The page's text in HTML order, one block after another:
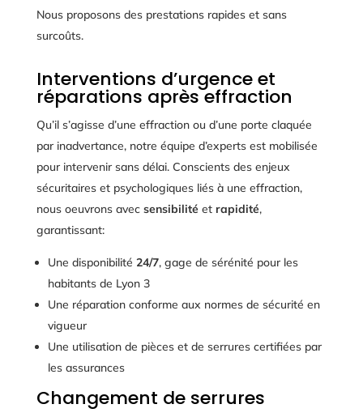
Nous proposons des prestations rapides et sans
surcoûts.
Interventions d’urgence et
réparations après effraction
Qu’il s’agisse d’une effraction ou d’une porte claquée
par inadvertance, notre équipe d’experts est mobilisée
pour intervenir sans délai. Conscients des enjeux
sécuritaires et psychologiques liés à une effraction,
nous oeuvrons avec sensibilité et rapidité,
garantissant:
Une disponibilité 24/7, gage de sérénité pour les
habitants de Lyon 3
Une réparation conforme aux normes de sécurité en
vigueur
Une utilisation de pièces et de serrures certifiées par
les assurances
Changement de serrures